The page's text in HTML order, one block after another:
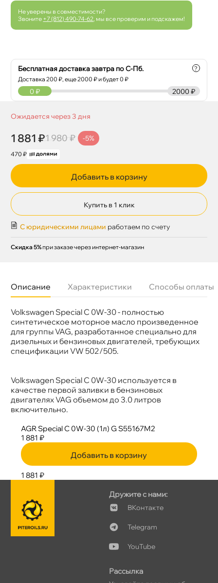
Не уверены в совместимости?
Звоните +7 (812) 490-74-62 , мы все проверим и подскажем!
Бесплатная доставка завтра по С-Пб.
Доставка200 ₽, еще2000 ₽ и будет 0 ₽
?
2000 ₽
0 ₽
Ожидается через 3 дня
1 881 ₽1 980 ₽ -5%
470 ₽
Добавить в корзину
Купить в 1 клик
С юридическими лицами работаем по счету
Скидка 5% при заказе через интернет-магазин
Описание Характеристики Способы оплаты
Volkswagen Special C 0W-30 - полностью
синтетическое моторное масло произведенное
для группы VAG, разработанное специально для
дизельных и бензиновых двигателей, требующих
спецификации VW 502/505.
Volkswagen Special C 0W-30 используется
качестве первой заливки в бензиновых
двигателях VAG объемом до 3.0 литро
ключительно.
язкость
0W-30
Тип масла
Синтетика
Допуски
VW 502/505
Объем
1л
Артикул
GS55167M2
AGR Special C 0W-30 (1л) G S55167M2
1 881 ₽
Добавить в корзину
1 881 ₽
Дружите с нами:
Контакте
Telegram
YouTube
Рассылка